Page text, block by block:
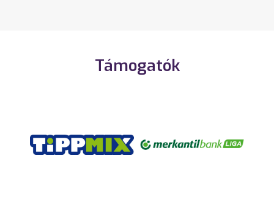
Támogatók